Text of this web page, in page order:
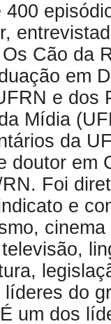
Cão da
em
e dos
Mídia
da
doutor
Foi
e
do
um dos